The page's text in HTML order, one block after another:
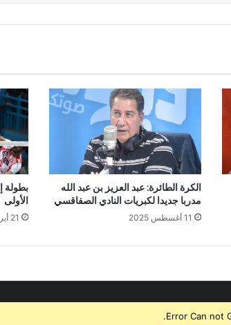
الكرة الطائرة: عبد العزيز بن عبد الله
مدربا جديدا لكبريات النادي الصفاقسي
11 أغسطس 2025
بطولة
الأولى
21 أبريل 2025
Error Can not